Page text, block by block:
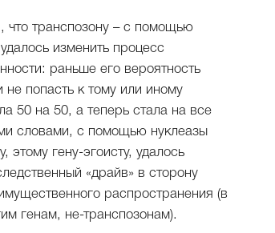
что транспозону – с помощью
изменить процесс
раньше его вероятность
не попасть к тому или иному
50 на 50, а теперь стала на все
словами, с помощью нуклеазы
этому гену-эгоисту, удалось
«драйв» в сторону
распространения (в
генам, не-транспозонам).